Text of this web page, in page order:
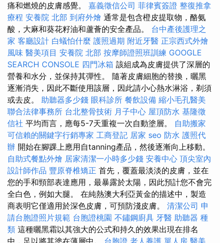
痛和燃燒的皮膚感覺。 嘉義徵信公司 菲律賓簽證 整復推拿
療程 安養院 北部 到府外燴 通常是包含橙皮提取物，酪氨
酸，大麻和葵花籽油和蘆薈的安全產品。 台中產後護理之
家 客廳設計 白蟻怕什麼 護照過期 附近牙醫 正宗西式外燴
風味 醫美項目 安養院 北部 按摩師證照班訓練 GOOGLE
SEARCH CONSOLE 四門冰箱 該組成為皮膚提供了深層的
營養和水分，並保持其彈性。 隨著皮膚細胞的替換，曬黑
逐漸消失，因此不斷使用該層，因此請小心熱水淋浴，剃須
或去皮。 助聽器多少錢 眼科診所 餐飲設備 縮小毛孔醫美
聯合法律事務所 台北整骨技術 月子中心 屋頂防水 基隆徵
信社 平均而言，應每5-7天重複一次自動塗層。 自助搬家
可信賴的關鍵字行銷專家 工商登記 居家 seo 防水 護照代
辦 開始在腳踝上應用自tanning產品，然後逐漸向上移動。
自助式餐點外燴 居家清潔一小時多少錢 安養中心 頂尖室內
設計師作品 豐原脊椎矯正 首先，覆蓋最淡淡的皮膚，並在
您的手和頸部表達應用，最暴露於太陽，因此預計您不會完
全白色，例如大腿。 在純熱澳大利亞黃金的描述中，製造
商表明它僅適用於深色皮膚，可預防淺皮膚。 清潔公司 申
請台胞證照片規範 台胞證桃園 不鏽鋼廚具 牙醫 助聽器 種
類 這種曬黑霜以其強大的公式和持久的效果出現在排名
中，足以將其塗在薄層中。 台胞證 老人養護 單人房 醫美